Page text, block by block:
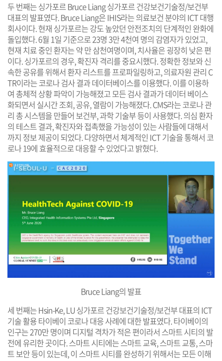
두 번째는 싱가포르 Bruce Liang 싱가포르 건강보건기술정/보건부
대표의 발표였다. Bruce Liang은 IHIS라는 의료보건 분야의 ICT 대행
회사이다. 현재 싱가포르는 강도 높았던 안전조치의 단계적인 완화에
돌입했다. 6월 1일 기준으로 23명 3만 4천여 명의 감염자가 있었고,
현재 치료 중인 환자는 약 만 삼천여명이며, 치사율은 굉장히 낮은 편
이다. 싱가포르의 경우, 확진자 격리를 중요시했다. 정확한 정보와 신
속한 공유를 위해서 환자 리스트를 프로파일링하고, 의료자원 관리 C
TR이라는 코로나 검사 결과 데이터베이스를 이용했다. 이를 이용하
여 총체적 상황 파악이 가능해졌고 모든 검사 결과가 데이터 베이스
화되면서 실시간 조회, 공유, 열람이 가능해졌다. CMS라는 코로나 관
리 총 시스템을 만들어 보건부, 과학 기술부 등이 사용했다. 의심 환자
의 테스트 결과, 확진자와 접촉했을 가능성이 있는 사람들에 대해서
까지 정보 제공이 되었다. 다양하면서 체계적인 ICT 기술을 통해서 코
로나 19에 효율적으로 대응할 수 있었다고 밝혔다.
Bruce Liang의 발표
세 번째는 Hsin-Ke, LU 싱가포르 건강보건기술정/보건부 대표의 ICT
기술 활용 타이베이 코로나 대응 사례에 대한 발표였다. 타이베이의
인구는 270만 명이며 디지털 격차가 적은 편이라서 스마트 시티의 발
전에 유리한 곳이다. 스마트 시티에는 스마트 교육, 스마트 교통, 스마
트 보안 등이 있는데, 이 스마트 시티를 완성하기 위해서는 모든 이해